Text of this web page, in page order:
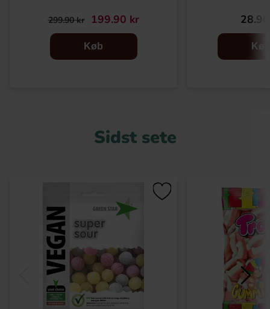
299.90 kr 199.90 kr
Køb Køb
Sidst sete